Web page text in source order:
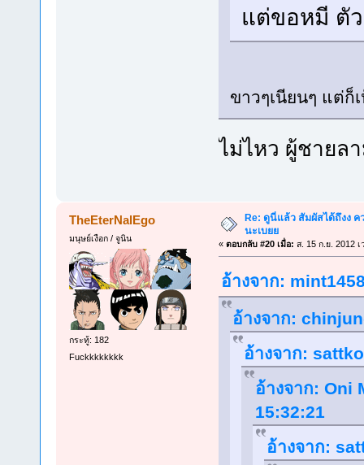
แต่ขอหมี ตั
ขาวๆเนียนๆ แต่
ไม่ไหว ผู้ชายล
TheEterNalEgo
มนุษย์เงือก / จูนิน
กระทู้: 182
Fuckkkkkkkk
Re: ดูนี่แล้ว สัมผัสได้ถึงง
นะเบยย
« ตอบกลับ #20 เมื่อ: ส. 15 ก.ย. 2012 เ
อ้างจาก:
อ้างจาก:
อ้างจาก:
อ้างจาก: Oni
15:32:21
อ้างจาก: